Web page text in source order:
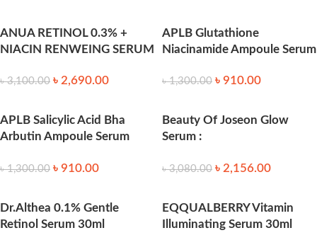
ANUA RETINOL 0.3% +
NIACIN RENWEING SERUM
৳3,100.00 ৳ 2,690.00
APLB Glutathione
Niacinamide Ampoule Serum
৳1,300.00 ৳ 910.00
APLB Salicylic Acid Bha
Arbutin Ampoule Serum
৳1,300.00 ৳ 910.00
Beauty Of Joseon Glow
Serum :
৳3,080.00 ৳ 2,156.00
Dr.Althea 0.1% Gentle
Retinol Serum 30ml
EQQUALBERRY Vitamin
Illuminating Serum 30ml